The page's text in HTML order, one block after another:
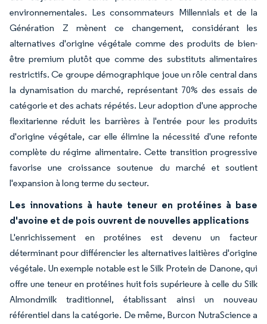
environnementales. Les consommateurs Millennials et de la
Génération Z mènent ce changement, considérant les
alternatives d'origine végétale comme des produits de bien-
être premium plutôt que comme des substituts alimentaires
restrictifs. Ce groupe démographique joue un rôle central dans
la dynamisation du marché, représentant 70% des essais de
catégorie et des achats répétés. Leur adoption d'une approche
flexitarienne réduit les barrières à l'entrée pour les produits
d'origine végétale, car elle élimine la nécessité d'une refonte
complète du régime alimentaire. Cette transition progressive
favorise une croissance soutenue du marché et soutient
l'expansion à long terme du secteur.
Les innovations à haute teneur en protéines à base
d'avoine et de pois ouvrent de nouvelles applications
L'enrichissement en protéines est devenu un facteur
déterminant pour différencier les alternatives laitières d'origine
végétale. Un exemple notable est le Silk Protein de Danone, qui
offre une teneur en protéines huit fois supérieure à celle du Silk
Almondmilk traditionnel, établissant ainsi un nouveau
référentiel dans la catégorie. De même, Burcon NutraScience a